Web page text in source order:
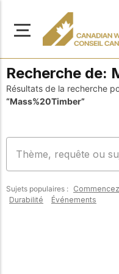
Accédez à
À
sur notre
Recherche de:
Résultats de la recherche
“Mass%20Timber”
Sujets populaires : Commencez
Durabilité
Événements